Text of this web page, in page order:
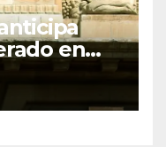
en
pese a